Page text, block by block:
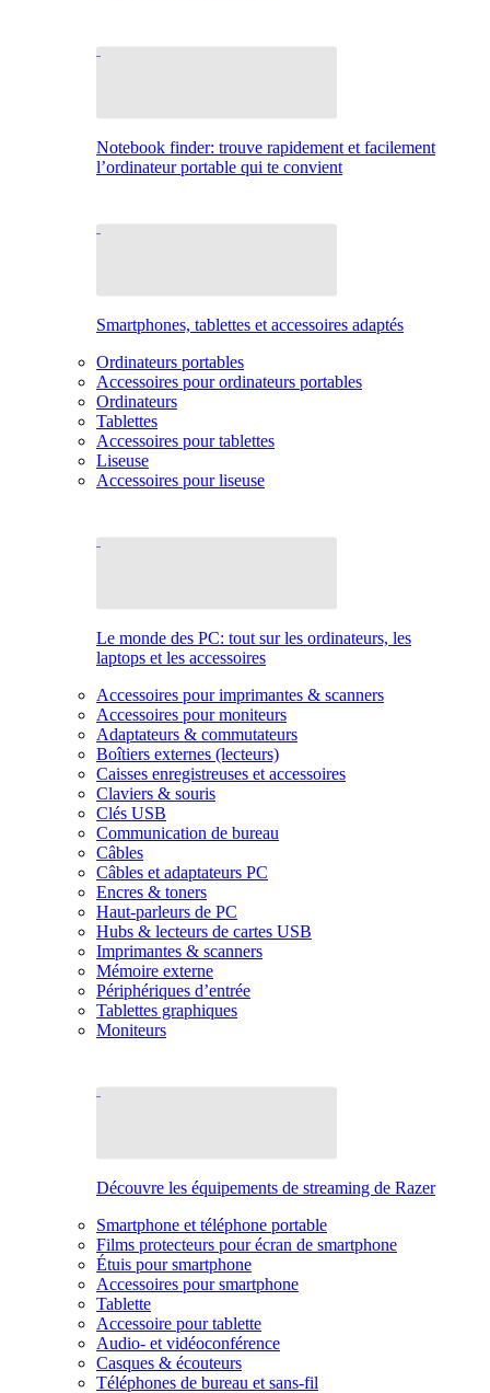
Notebook finder: trouve rapidement et facilement
l’ordinateur portable qui te convient
Smartphones, tablettes et accessoires adaptés
Ordinateurs portables
Accessoires pour ordinateurs portables
Ordinateurs
Tablettes
Accessoires pour tablettes
Liseuse
Accessoires pour liseuse
Le monde des PC: tout sur les ordinateurs, les
laptops et les accessoires
Accessoires pour imprimantes & scanners
Accessoires pour moniteurs
Adaptateurs & commutateurs
Boîtiers externes (lecteurs)
Caisses enregistreuses et accessoires
Claviers & souris
Clés USB
Communication de bureau
Câbles
Câbles et adaptateurs PC
Encres & toners
Haut-parleurs de PC
Hubs & lecteurs de cartes USB
Imprimantes & scanners
Mémoire externe
Périphériques d’entrée
Tablettes graphiques
Moniteurs
Découvre les équipements de streaming de Razer
Smartphone et téléphone portable
Films protecteurs pour écran de smartphone
Étuis pour smartphone
Accessoires pour smartphone
Tablette
Accessoire pour tablette
Audio- et vidéoconférence
Casques & écouteurs
Téléphones de bureau et sans-fil